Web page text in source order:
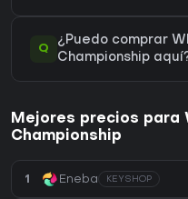
Q
¿Puedo comprar
Championship
Mejores precios para
Championship
1 Eneba KEYSHOP